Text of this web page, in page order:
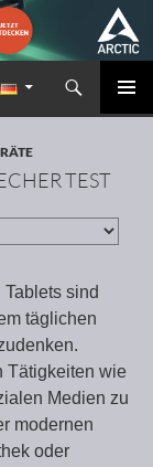
TEST
sind
täglichen
Tätigkeiten wie
Medien zu
modernen
oder